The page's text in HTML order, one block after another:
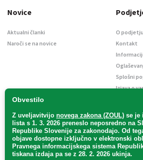
Obvestilo
Z uveljavitvijo novega zakona (ZOUL) se je
lista s 1. 3. 2026 preneslo neposredno na
Republike Slovenije za zakonodajo. Od
objave dostopne izključno v elektronski
Pravnega informacijskega sistema
tiskana izdaja pa se z 28. 2. 2026 ukinja.
Novice
Aktualni članki
Naroči se na novice
O podjetju
Kontakt
Splošni
Izjava o
Uradni list d. o. o. – v likvidaciji / Vse pravice pridržane.